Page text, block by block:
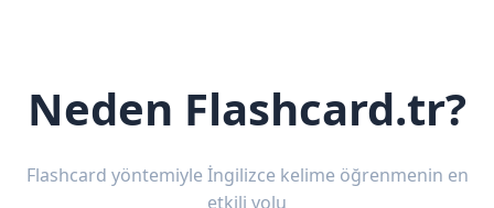
Neden Flashcard.tr?
Flashcard yöntemiyle İngilizce kelime öğrenmenin en
etkili yolu